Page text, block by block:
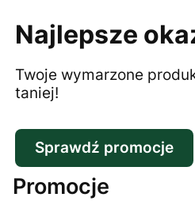
Najlepsze
Twoje wymarzone
taniej!
Sprawdź promocje
Promocje